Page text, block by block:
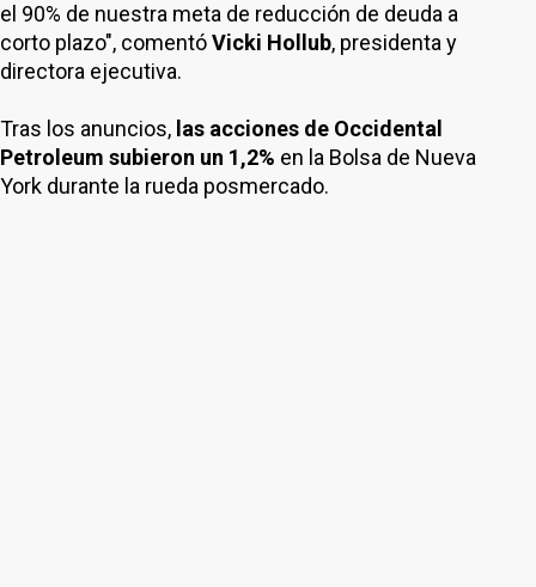
el 90% de nuestra meta de reducción de deuda a
corto plazo", comentóVicki Hollub, presidenta y
directora ejecutiva.
Tras los anuncios, las acciones de Occidental
Petroleum subieron un 1,2% en la Bolsa de Nueva
York durante la rueda posmercado.